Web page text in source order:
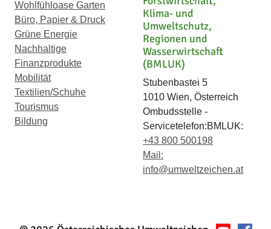
Wohlfühloase Garten
Büro, Papier & Druck
Grüne Energie
Nachhaltige
Finanzprodukte
Mobilität
Textilien/Schuhe
Tourismus
Bildung
Klima- und
Umweltschutz,
Regionen und
Wasserwirtschaft
(BMLUK)
Stubenbastei 5
1010 Wien, Österreich
Ombudsstelle -
Servicetelefon:BMLUK:
+43 800 500198
Mail:
info@umweltzeichen.at